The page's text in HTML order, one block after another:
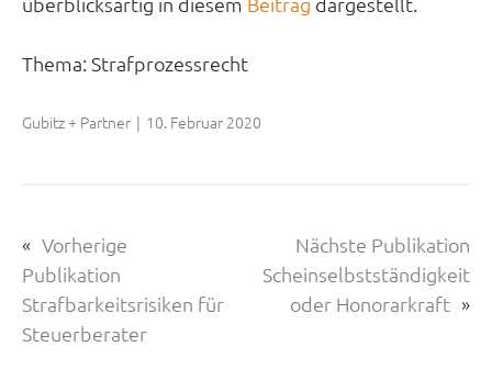
Thema: Strafprozessrecht
Gubitz + Partner | 10. Februar 2020
« Vorherige
Publikation
Strafbarkeitsrisiken für
Steuerberater
Nächste Publikation
Scheinselbstständigkeit
oder Honorarkraft »